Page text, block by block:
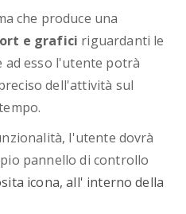
che produce una
e grafici riguardanti le
ad esso l'utente potrà
dell'attività sul
l'utente dovrà
pannello di controllo
icona, all' interno della